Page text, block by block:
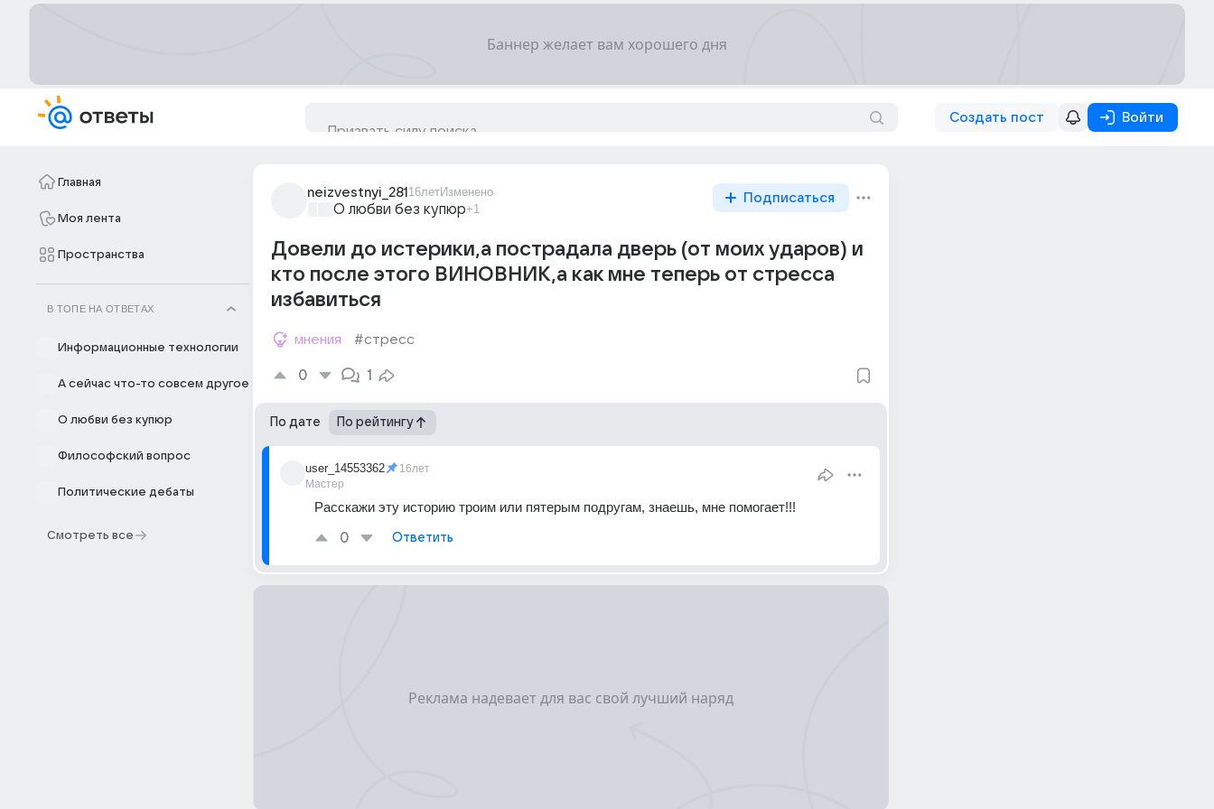
Создать пост Войти
Главная
Моя лента
Пространства
В ТОПЕ НА ОТВЕТАХ
Информационные технологии
А сейчас что-то совсем другое
О любви без купюр
Философский вопрос
Политические дебаты
Смотреть все
neizvestnyi_281 16летИзменено
О любви без купюр+1
Подписаться
Довели до истерики,а пострадала дверь (от моих ударов) и
кто после этого ВИНОВНИК,а как мне теперь от стресса
избавиться
мнения #стресс
0 1
По дате По рейтингу
user_14553362
Мастер
16лет
Расскажи эту историю троим или пятерым подругам, знаешь, мне помогает!!!
0 Ответить